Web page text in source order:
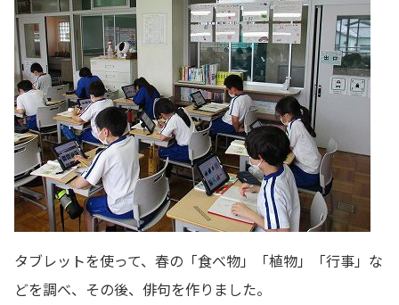
タブレットを使って、春の「食べ物」「植物」「行事」な
どを調べ、その後、俳句を作りました。